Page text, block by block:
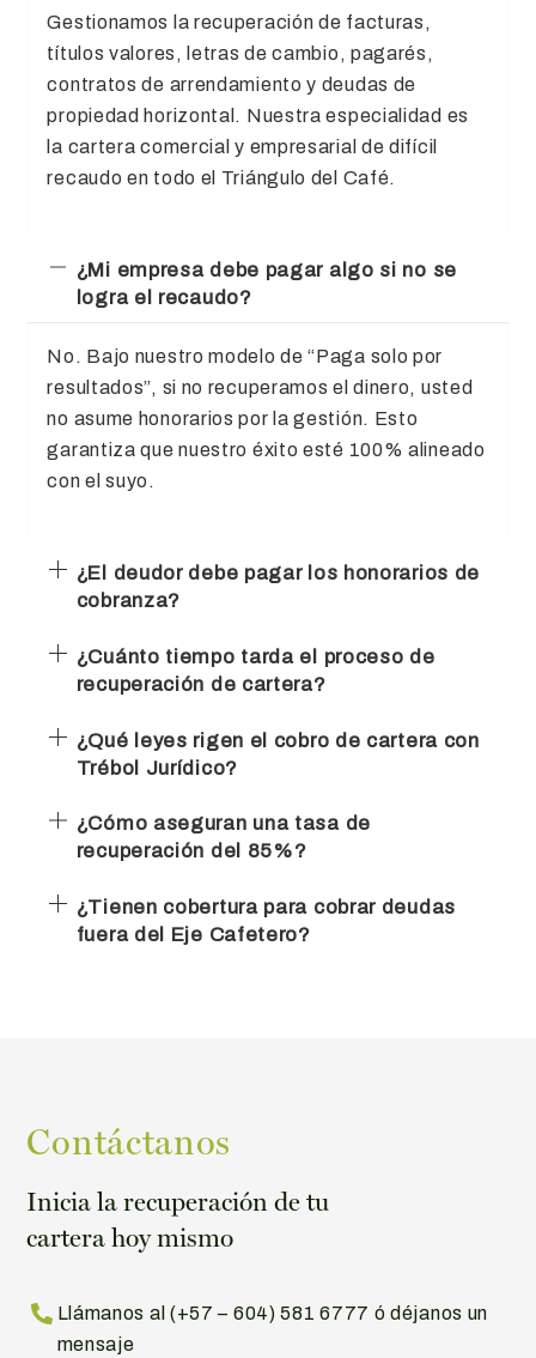
Gestionamos la recuperación de facturas,
títulos valores, letras de cambio, pagarés,
contratos de arrendamiento y deudas de
propiedad horizontal. Nuestra especialidad es
la cartera comercial y empresarial de difícil
recaudo en todo el Triángulo del Café.
¿Mi empresa debe pagar algo si no se
logra el recaudo?
No. Bajo nuestro modelo de “Paga solo por
resultados”, si no recuperamos el dinero, usted
no asume honorarios por la gestión. Esto
garantiza que nuestro éxito esté 100% alineado
con el suyo.
¿El deudor debe pagar los honorarios de
cobranza?
¿Cuánto tiempo tarda el proceso de
recuperación de cartera?
¿Qué leyes rigen el cobro de cartera con
Trébol Jurídico?
¿Cómo aseguran una tasa de
recuperación del 85%?
¿Tienen cobertura para cobrar deudas
fuera del Eje Cafetero?
Contáctanos
Inicia la recuperación de tu
cartera hoy mismo
Llámanos al (+57 – 604) 581 6777 ó déjanos un
mensaje